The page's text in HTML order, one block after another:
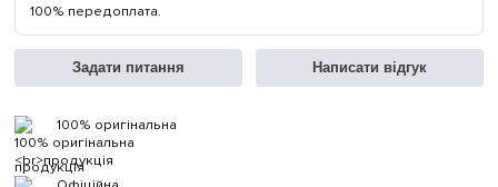
100% передоплата.
Задати питання Написати відгук
100% оригінальна
продукція